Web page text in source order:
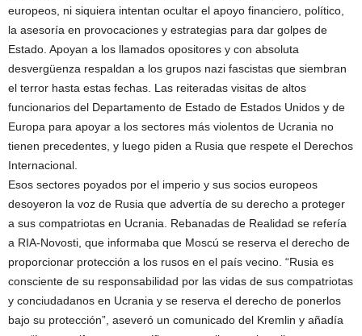
europeos, ni siquiera intentan ocultar el apoyo financiero, político,
la asesoría en provocaciones y estrategias para dar golpes de
Estado. Apoyan a los llamados opositores y con absoluta
desvergüenza respaldan a los grupos nazi fascistas que siembran
el terror hasta estas fechas. Las reiteradas visitas de altos
funcionarios del Departamento de Estado de Estados Unidos y de
Europa para apoyar a los sectores más violentos de Ucrania no
tienen precedentes, y luego piden a Rusia que respete el Derechos
Internacional.
Esos sectores poyados por el imperio y sus socios europeos
desoyeron la voz de Rusia que advertía de su derecho a proteger
a sus compatriotas en Ucrania. Rebanadas de Realidad se refería
a RIA-Novosti, que informaba que Moscú se reserva el derecho de
proporcionar protección a los rusos en el país vecino. “Rusia es
consciente de su responsabilidad por las vidas de sus compatriotas
y conciudadanos en Ucrania y se reserva el derecho de ponerlos
bajo su protección”, aseveró un comunicado del Kremlin y añadía